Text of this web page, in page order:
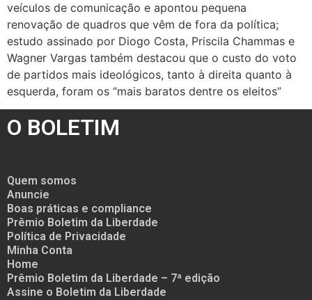
veículos de comunicação e apontou pequena
renovação de quadros que vêm de fora da política;
estudo assinado por Diogo Costa, Priscila Chammas e
Wagner Vargas também destacou que o custo do voto
de partidos mais ideológicos, tanto à direita quanto à
esquerda, foram os “mais baratos dentre os eleitos”
O BOLETIM
Quem somos
Anuncie
Boas práticas e compliance
Prêmio Boletim da Liberdade
Política de Privacidade
Minha Conta
Home
Prêmio Boletim da Liberdade – 7ª edição
Assine o Boletim da Liberdade